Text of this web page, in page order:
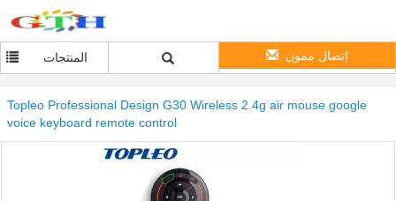
المنتجات إتصال ممون
Topleo Professional Design G30 Wireless 2.4g air mouse google
voice keyboard remote control